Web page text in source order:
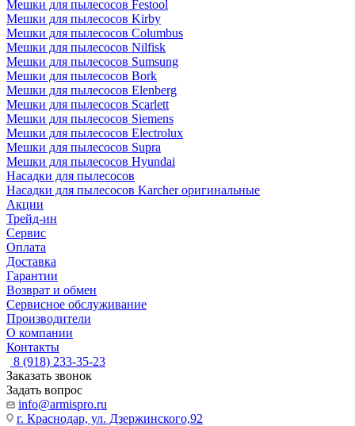
Мешки для пылесосов Festool
Мешки для пылесосов Kirby
Мешки для пылесосов Columbus
Мешки для пылесосов Nilfisk
Мешки для пылесосов Sumsung
Мешки для пылесосов Bork
Мешки для пылесосов Elenberg
Мешки для пылесосов Scarlett
Мешки для пылесосов Siemens
Мешки для пылесосов Electrolux
Мешки для пылесосов Supra
Мешки для пылесосов Hyundai
Насадки для пылесосов
Насадки для пылесосов Karcher оригинальные
Акции
Трейд-ин
Сервис
Оплата
Доставка
Гарантии
Возврат и обмен
Сервисное обслуживание
Производители
О компании
Контакты
8 (918) 233-35-23
Заказать звонок
Задать вопрос
info@armispro.ru
г. Краснодар, ул. Дзержинского,92